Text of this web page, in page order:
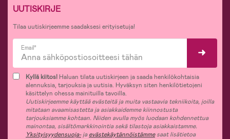
UUTISKIRJE
Tilaa uutiskirjeemme saadaksesi erityisetuja!
Email*
Kyllä kiitos! Haluan tilata uutiskirjeen ja saada henkilökohtaisia
alennuksia, tarjouksia ja uutisia. Hyväksyn siten henkilötietojeni
käsittelyn ohessa mainituilla tavoilla.
Uutiskirjeemme käyttää evästeitä ja muita vastaavia tekniikoita, joilla
mitataan avaamisastetta ja asiakkaidemme kiinnostusta
tarjouksiamme kohtaan. Niiden avulla myös luodaan kohdennettua
mainontaa, sisältömarkkinointia sekä tilastoja asiakkaistamme.
Yksityisyydensuoja-jaevästekäytännöistämmesaat lisätietoa